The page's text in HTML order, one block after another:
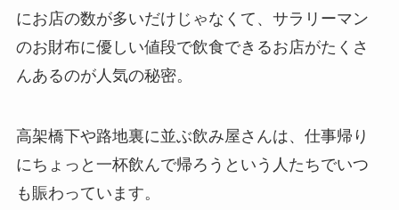
にお店の数が多いだけじゃなくて、サラリーマン
のお財布に優しい値段で飲食できるお店がたくさ
んあるのが人気の秘密。
高架橋下や路地裏に並ぶ飲み屋さんは、仕事帰り
にちょっと一杯飲んで帰ろうという人たちでいつ
も賑わっています。